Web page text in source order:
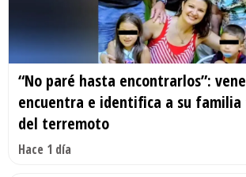
“No paré hasta encontrarlos”:
encuentra e identifica a su familia
del terremoto
Hace 1 día